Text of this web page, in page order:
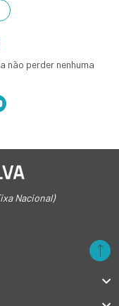
não perder nenhuma
Nacional)